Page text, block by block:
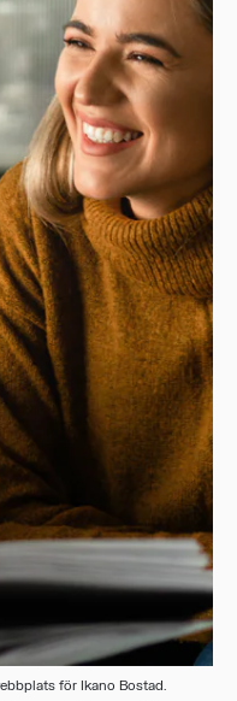
för Ikano Bostad.